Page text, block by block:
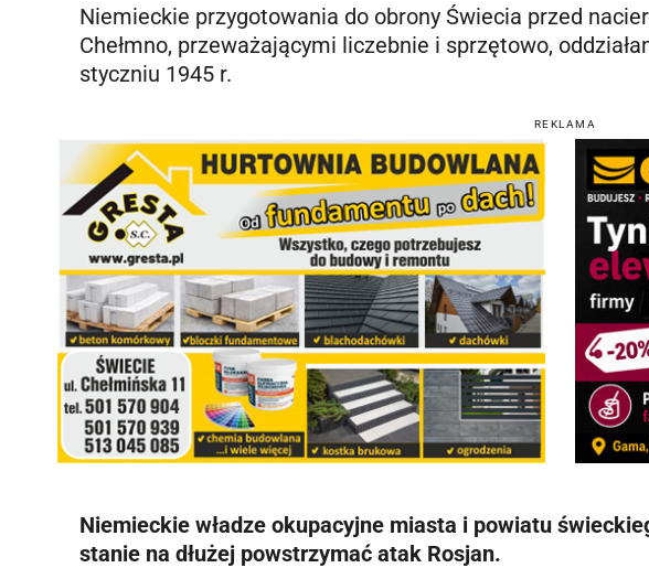
Niemieckie przygotowania do obrony Świecia przed
Chełmno, przeważającymi liczebnie i sprzętowo,
styczniu 1945 r.
REKLAMA
Niemieckie władze okupacyjne miasta i powiatu
stanie na dłużej powstrzymać atak Rosjan.